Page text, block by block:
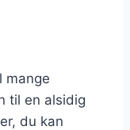
mange
til en alsidig
du kan